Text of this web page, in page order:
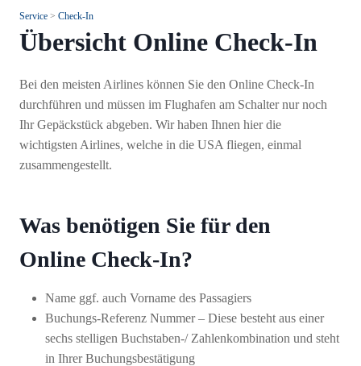
Service > Check-In
Übersicht Online Check-In
Bei den meisten Airlines können Sie den Online Check-In
durchführen und müssen im Flughafen am Schalter nur noch
Ihr Gepäckstück abgeben. Wir haben Ihnen hier die
wichtigsten Airlines, welche in die USA fliegen, einmal
zusammengestellt.
Was benötigen Sie für den
Online Check-In?
Name ggf. auch Vorname des Passagiers
Buchungs-Referenz Nummer – Diese besteht aus einer
sechs stelligen Buchstaben-/ Zahlenkombination und steht
in Ihrer Buchungsbestätigung